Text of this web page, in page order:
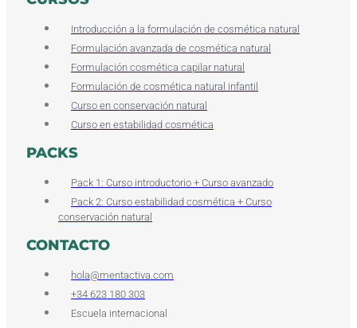
Introducción a la formulación de cosmética natural
Formulación avanzada de cosmética natural
Formulación cosmética capilar natural
Formulación de cosmética natural infantil
Curso en conservación natural
Curso en estabilidad cosmética
PACKS
Pack 1: Curso introductorio + Curso avanzado
Pack 2: Curso estabilidad cosmética + Curso
conservación natural
CONTACTO
hola@mentactiva.com
+34 623 180 303
Escuela internacional